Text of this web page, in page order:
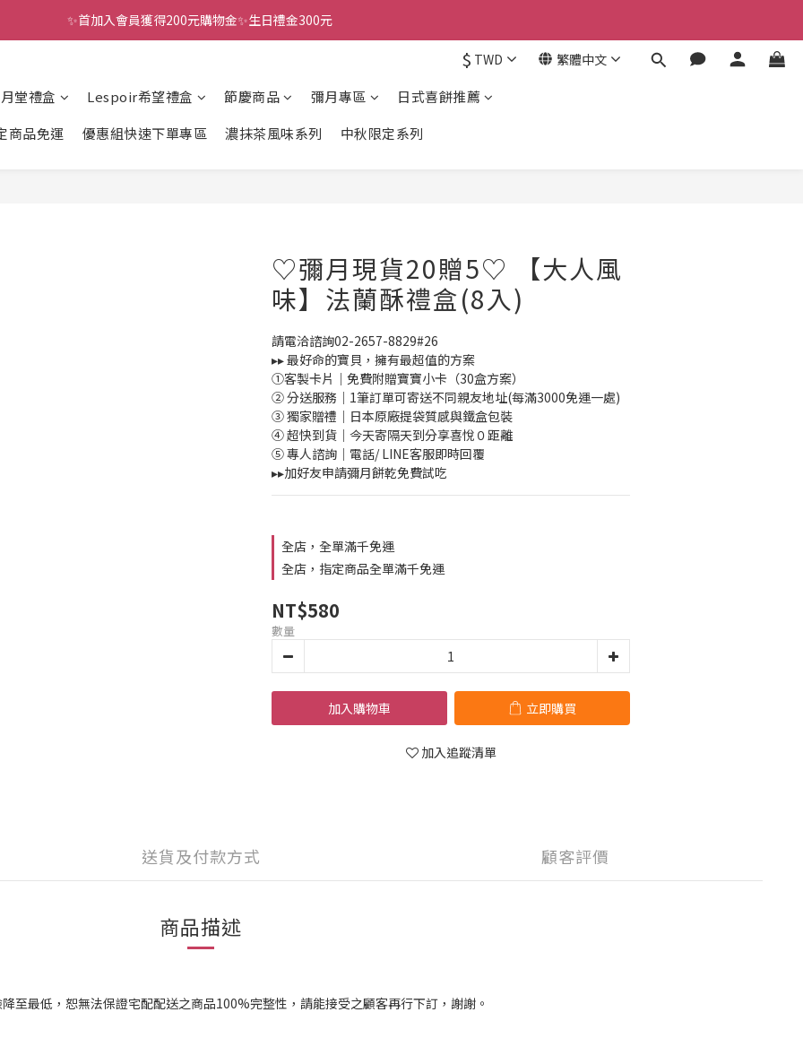
全館滿千免運
✨首加入會員獲得200元購物金✨生日禮金300元
$ TWD 繁體中文
堂禮盒 Lespoir希望禮盒 節慶商品 彌月專區
日式喜餅推薦
商品免運
優惠組快速下單專區 濃抹茶風味系列 中秋限定系列
♡彌月現貨20贈5♡ 【大人風
味】法蘭酥禮盒(8入)
請電洽諮詢02-2657-8829#26
▸▸ 最好命的寶貝，擁有最超值的方案
①客製卡片｜免費附贈寶寶小卡（30盒方案）
② 分送服務｜1筆訂單可寄送不同親友地址(每滿3000免運一處)
③ 獨家贈禮｜日本原廠提袋質感與鐵盒包裝
④ 超快到貨｜今天寄隔天到分享喜悅０距離
⑤ 專人諮詢｜電話/ LINE客服即時回覆
▸▸加好友申請彌月餅乾免費試吃
全店，全單滿千免運
全店，指定商品全單滿千免運
NT$580
數量
加入購物車 立即購買
加入追蹤清單
送貨及付款方式 顧客評價
商品描述
至最低，恕無法保證宅配配送之商品100%完整性，請能接受之顧客再行下訂，謝謝。